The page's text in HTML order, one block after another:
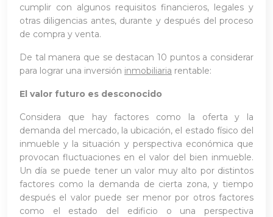
cumplir con algunos requisitos financieros, legales y
otras diligencias antes, durante y después del proceso
de compra y venta.
De tal manera que se destacan 10 puntos a considerar
para lograr una inversión inmobiliaria rentable:
El valor futuro es desconocido
Considera que hay factores como la oferta y la
demanda del mercado, la ubicación, el estado físico del
inmueble y la situación y perspectiva económica que
provocan fluctuaciones en el valor del bien inmueble.
Un día se puede tener un valor muy alto por distintos
factores como la demanda de cierta zona, y tiempo
después el valor puede ser menor por otros factores
como el estado del edificio o una perspectiva